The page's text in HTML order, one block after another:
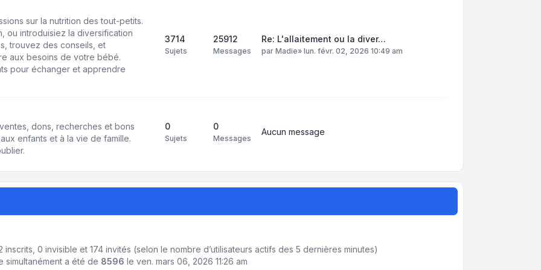
sur la nutrition des tout-petits.
ou introduisiez la diversification
trouvez des conseils, et
aux besoins de votre bébé.
pour échanger et apprendre
3714
Sujets
25912
Messages
Re: L'allaitement ou la diver…
par Madie» lun. févr. 02, 2026 10:49 am
dons, recherches et bons
enfants et à la vie de famille.
0
Sujets
0
Messages
Aucun message
inscrits, 0 invisible et 174 invités (selon le nombre d’utilisateurs actifs des 5 dernières minutes)
simultanément a été de 8596 le ven. mars 06, 2026 11:26 am